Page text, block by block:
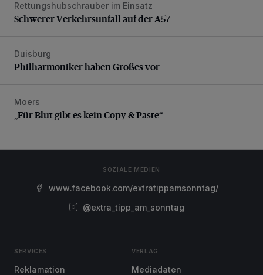
Schwerer Verkehrsunfall auf der A57
Rettungshubschrauber im Einsatz
Schwerer Verkehrsunfall auf der A57
Philharmoniker haben Großes vor
Duisburg
Philharmoniker haben Großes vor
„Für Blut gibt es kein Copy & Paste“
Moers
„Für Blut gibt es kein Copy & Paste“
SOZIALE MEDIEN
www.facebook.com/extratippamsonntag/
@extra_tipp_am_sonntag
SERVICES
Reklamation
VERLAG
Mediadaten